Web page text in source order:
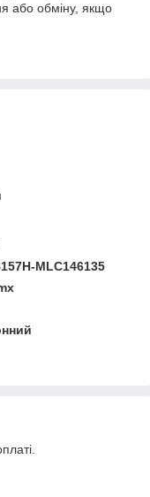
або обміну, якщо
MLC146135